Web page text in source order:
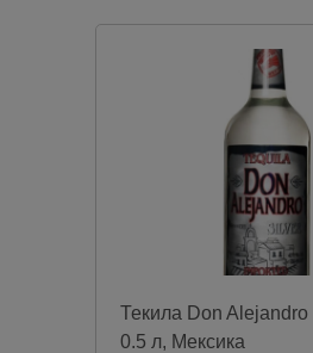
Чрезмерное употребление
вредит вашему здоровью.
Текила Don Alejandro
0.5 л, Мексика